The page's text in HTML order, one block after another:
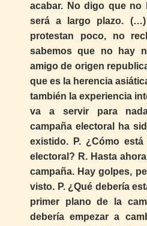
acabar. No digo que no
será a largo plazo.
protestan poco, no
sabemos que no hay
amigo de origen
que es la herencia
también la experiencia
va a servir para
campaña electoral ha
existido. P. ¿Cómo
electoral? R. Hasta
campaña. Hay golpes,
visto. P. ¿Qué debería
primer plano de la
debería empezar a